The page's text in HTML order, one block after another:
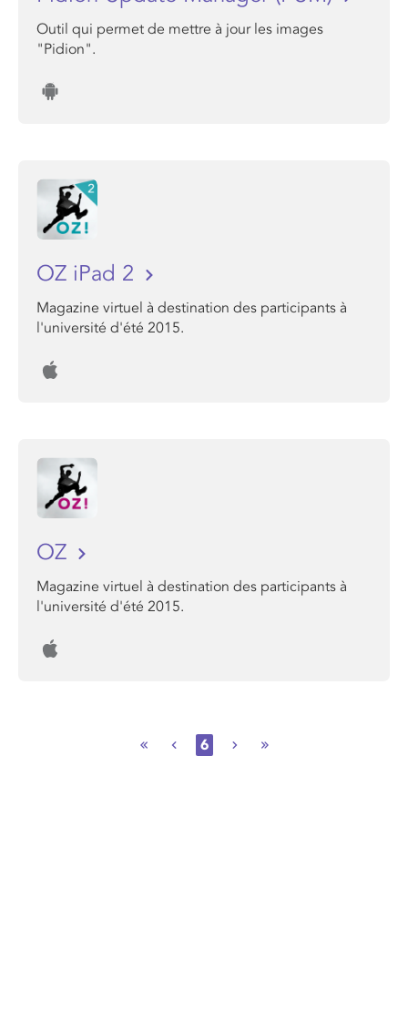
Outil qui permet de mettre à jour les images
"Pidion".
OZ iPad 2
Magazine virtuel à destination des participants à
l'université d'été 2015.
OZ
Magazine virtuel à destination des participants à
l'université d'été 2015.
6